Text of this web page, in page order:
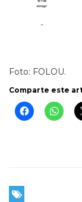
Foto: FOLOU.
Comparte este